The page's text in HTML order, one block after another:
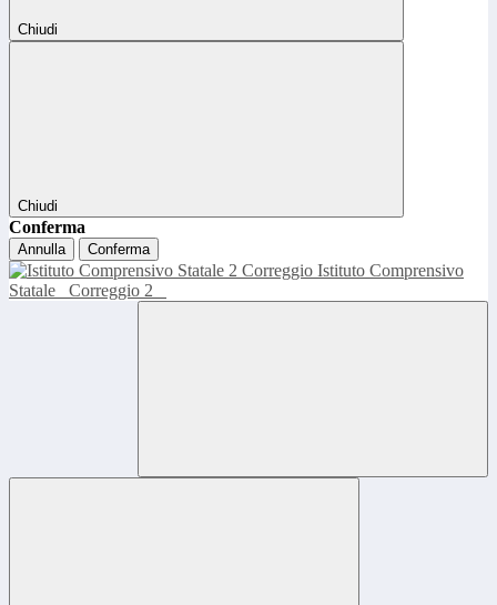
Chiudi
Chiudi
Conferma
Annulla Conferma
Istituto Comprensivo
Statale
Correggio 2